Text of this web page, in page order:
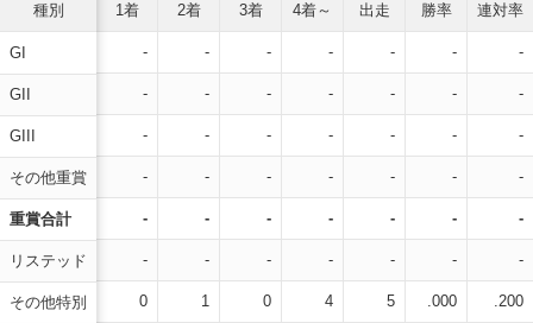
種別
GI
GII
GIII
その他重賞
重賞合計
リステッド
その他特別
1着 2着 3着 4着～ 出走 勝率 連対率
- - - - - - -
- - - - - - -
- - - - - - -
- - - - - - -
- - - - - - -
- - - - - - -
0 1 0 4 5 .000 .200